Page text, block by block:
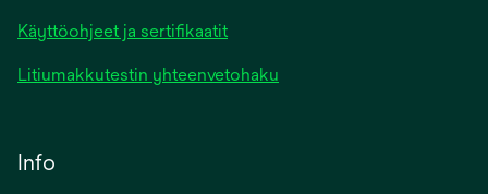
Käyttöohjeet ja sertifikaatit
Litiumakkutestin yhteenvetohaku
Info